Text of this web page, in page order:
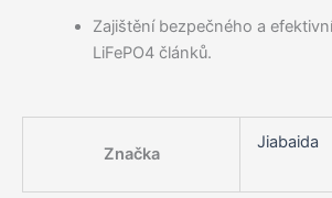
Zajištění bezpečného a
LiFePO4 článků.
Značka
Jiabaida